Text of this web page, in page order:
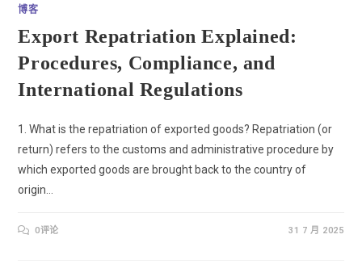
博客
Export Repatriation Explained:
Procedures, Compliance, and
International Regulations
1. What is the repatriation of exported goods? Repatriation (or
return) refers to the customs and administrative procedure by
which exported goods are brought back to the country of
origin…
0评论 31 7 月 2025